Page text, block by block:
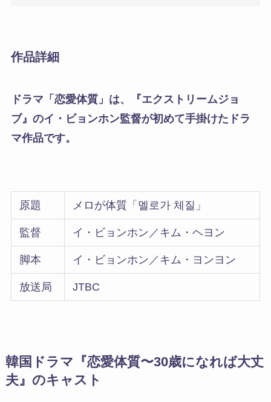
作品詳細
ドラマ「恋愛体質」は、『エクストリームジョ
ブ』のイ・ビョンホン監督が初めて手掛けたドラ
マ作品です。
原題 メロが体質「멜로가 체질」
監督 イ・ビョンホン／キム・ヘヨン
脚本 イ・ビョンホン／キム・ヨンヨン
放送局 JTBC
韓国ドラマ『恋愛体質〜30歳になれば大丈
夫』のキャスト